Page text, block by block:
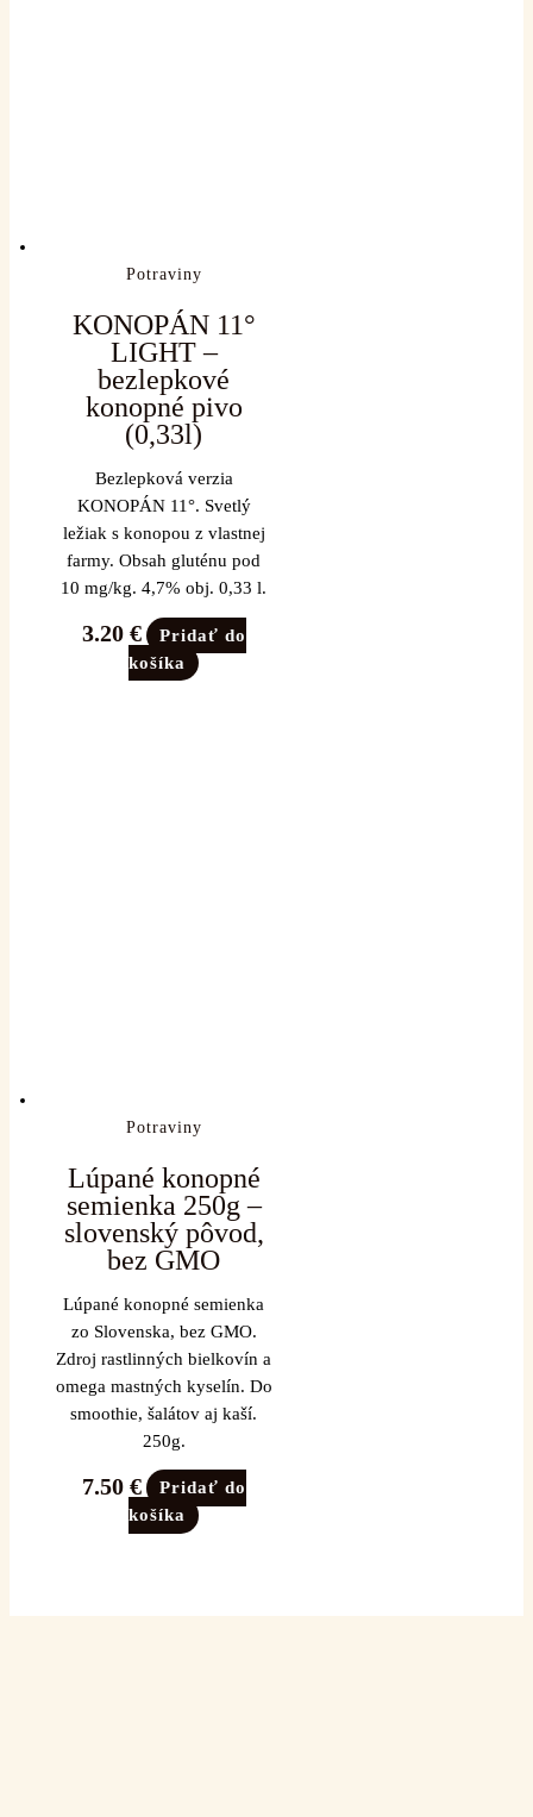
Potraviny
KONOPÁN 11°
LIGHT –
bezlepkové
konopné pivo
(0,33l)
Bezlepková verzia
KONOPÁN 11°. Svetlý
ležiak s konopou z vlastnej
farmy. Obsah gluténu pod
10 mg/kg. 4,7% obj. 0,33 l.
3.20 €
Pridať do
košíka
Potraviny
Lúpané konopné
semienka 250g –
slovenský pôvod,
bez GMO
Lúpané konopné semienka
zo Slovenska, bez GMO.
Zdroj rastlinných bielkovín a
omega mastných kyselín. Do
smoothie, šalátov aj kaší.
250g.
7.50 €
Pridať do
košíka